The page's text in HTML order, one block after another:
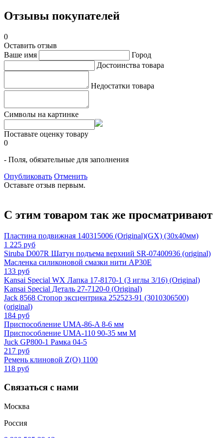
Отзывы покупателей
0
Оставить отзыв
Ваше имя
Город
Достоинства товара
Недостатки товара
Символы на картинке
Поставьте оценку товару
0
- Поля, обязательные для заполнения
Опубликовать Отменить
Оставьте отзыв первым.
С этим товаром так же просматривают
Пластина подвижная 140315006 (Original)(GX) (30х40мм)
1 225 руб
Siruba D007R Шатун подъема верхний SR-07400936 (original)
Масленка силиконовой смазки нити AP30E
133 руб
Kansai Special WX Лапка 17-8170-1 (3 иглы 3/16) (Original)
Kansai Special Деталь 27-7120-0 (Original)
Jack 8568 Стопор эксцентрика 252523-91 (3010306500)
(original)
184 руб
Приспособление UMA-86-A 8-6 мм
Приспособление UMA-110 90-35 мм M
Juck GP800-1 Рамка 04-5
217 руб
Ремень клиновой Z(O) 1100
118 руб
Связаться с нами
Москва
Россия